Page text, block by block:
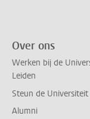
Over ons
Werken bij de
Leiden
Steun de Universiteit
Alumni